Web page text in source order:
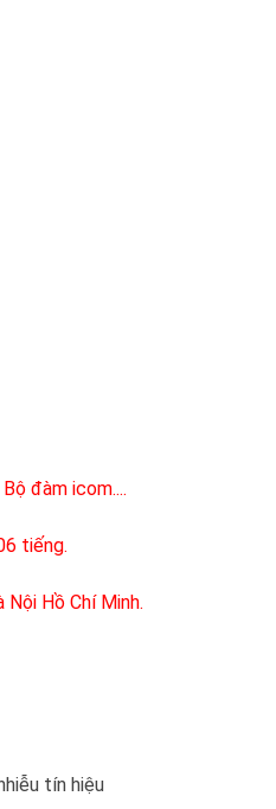
đàm icom....
tiếng.
Hồ Chí Minh.
tín hiệu